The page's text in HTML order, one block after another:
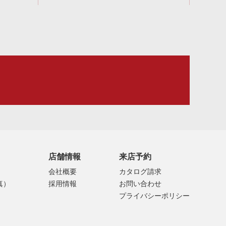
店舗情報
会社概要
採用情報
来店予約
カタログ請求
お問い合わせ
プライバシーポリシー